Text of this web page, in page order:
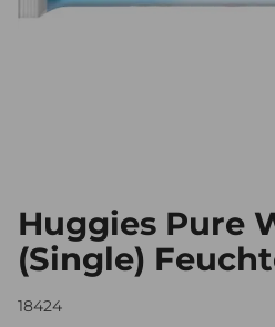
Huggies Pure
(Single)
18424